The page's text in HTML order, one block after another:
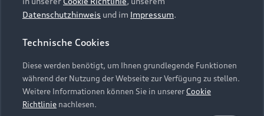
Geschäftskunden
myAudi
Audi Code
Online-Terminvereinbarung
Servicekontakt
Karriere
Investor Relations
Presse & Media Center
Datenschutz
Audi erleben
Impressum Rechtliches
Hinweisgebersystem
Datenschutzinformation
Cookie-Einstellungen
Cookie-Richtlinie
Barrierefreiheit
Datenschutzhinweis und im Impressum.
Technische Cookies
Diese werden benötigt, um Ihnen grundlegende Funktionen
während der Nutzung der Webseite zur Verfügung zu stellen.
Weitere Informationen können Sie in unsererCookie
Richtlinie nachlesen.